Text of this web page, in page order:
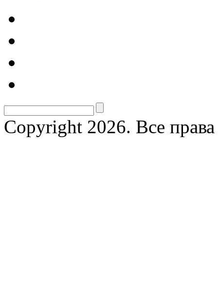
Copyright 2026. Все